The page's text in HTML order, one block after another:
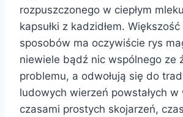
rozpuszczonego w ciepłym
kapsułki z kadzidłem.
sposobów ma oczywiście rys
niewiele bądź nic wspólnego ze
problemu, a odwołują się do
ludowych wierzeń powstałych w
czasami prostych skojarzeń,